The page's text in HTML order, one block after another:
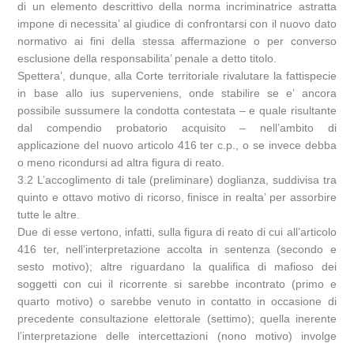
di un elemento descrittivo della norma incriminatrice astratta
impone di necessita’ al giudice di confrontarsi con il nuovo dato
normativo ai fini della stessa affermazione o per converso
esclusione della responsabilita’ penale a detto titolo.
Spettera’, dunque, alla Corte territoriale rivalutare la fattispecie
in base allo ius superveniens, onde stabilire se e’ ancora
possibile sussumere la condotta contestata – e quale risultante
dal compendio probatorio acquisito – nell’ambito di
applicazione del nuovo articolo 416 ter c.p., o se invece debba
o meno ricondursi ad altra figura di reato.
3.2 L’accoglimento di tale (preliminare) doglianza, suddivisa tra
quinto e ottavo motivo di ricorso, finisce in realta’ per assorbire
tutte le altre.
Due di esse vertono, infatti, sulla figura di reato di cui all’articolo
416 ter, nell’interpretazione accolta in sentenza (secondo e
sesto motivo); altre riguardano la qualifica di mafioso dei
soggetti con cui il ricorrente si sarebbe incontrato (primo e
quarto motivo) o sarebbe venuto in contatto in occasione di
precedente consultazione elettorale (settimo); quella inerente
l’interpretazione delle intercettazioni (nono motivo) involge